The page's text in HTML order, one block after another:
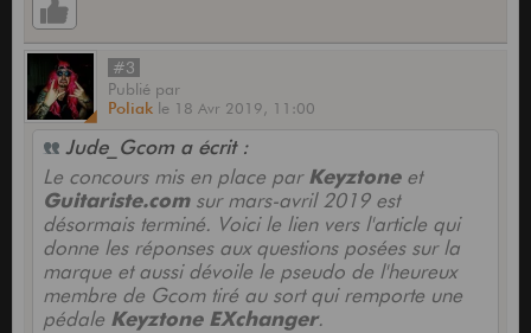
#3
Publié par
Poliak le 18 Avr 2019, 11:00
Jude_Gcom a écrit :
Le concours mis en place par Keyztoneet
Guitariste.comsur mars-avril 2019 est
désormais terminé. Voici le lien vers l'article qui
donne les réponses aux questions posées sur la
marque et aussi dévoile le pseudo de l'heureux
membre de Gcom tiré au sort qui remporte une
pédale Keyztone EXchanger.